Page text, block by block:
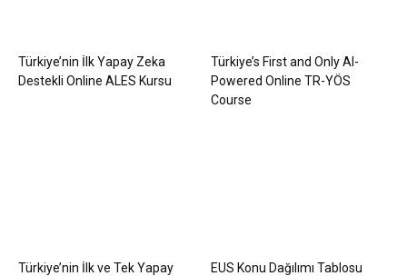
Türkiye’nin İlk Yapay Zeka
Destekli Online ALES Kursu
Türkiye’s First and Only AI-
Powered Online TR-YÖS
Course
Türkiye’nin İlk ve Tek Yapay
EUS Konu Dağılımı Tablosu